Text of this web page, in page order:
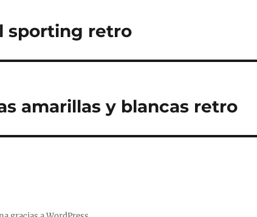
sporting retro
amarillas y blancas retro